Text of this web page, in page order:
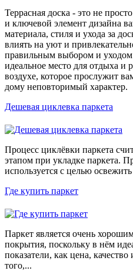
Террасная доска - это не
и ключевой элемент дизайна
материала, стиля и ухода за
влиять на уют и
правильным выбором и уходом
идеальное место для отдыха и
воздухе, которое прослужит
дому неповторимый характер.
Дешевая циклевка паркета
Процесс циклёвки паркета
этапом при укладке паркета.
используется с целью
Где купить паркет
Паркет является очень
покрытия, поскольку в нём
показатели, как цена,
того,...